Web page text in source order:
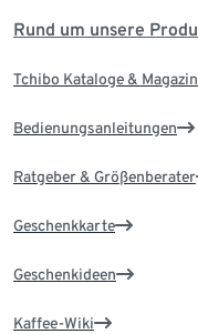
Rund um unsere
Tchibo Kataloge &
Bedienungsanleitungen
Ratgeber & Größenberater
Geschenkkarte
Geschenkideen
Kaffee-Wiki